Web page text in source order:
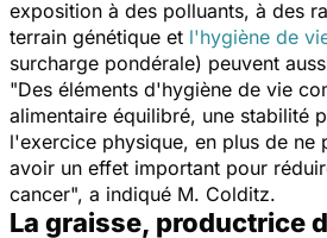
exposition à des polluants, à des
terrain génétique et l'hygiène de
surcharge pondérale) peuvent
"Des éléments d'hygiène de vie
alimentaire équilibré, une stabilité
l'exercice physique, en plus de ne
avoir un effet important pour
cancer", a indiqué M. Colditz.
La graisse, productrice